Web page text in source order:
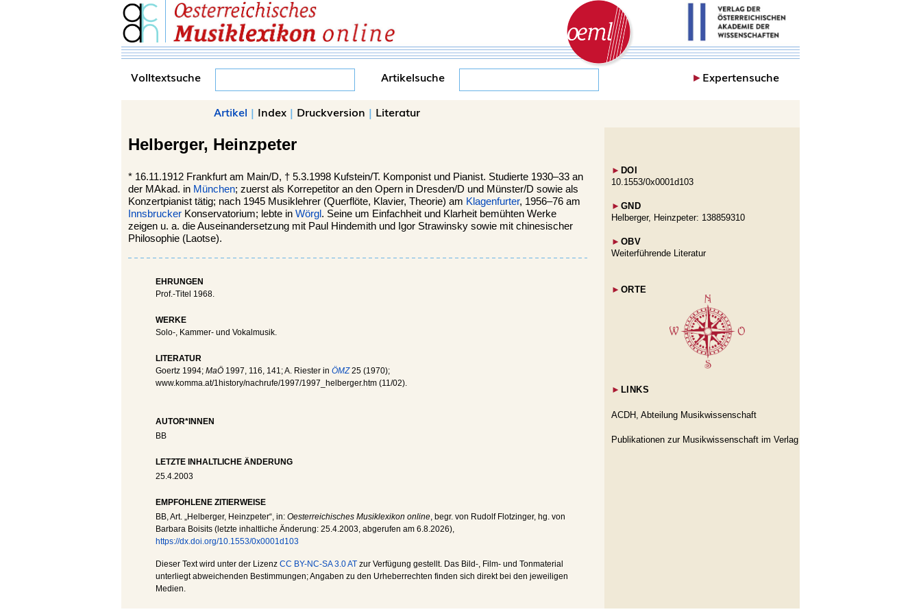
Volltextsuche Artikelsuche ►Expertensuche
Artikel | Index | Druckversion | Literatur
Helberger, Heinzpeter
* 16.11.1912 Frankfurt am Main/D, † 5.3.1998 Kufstein/T. Komponist und Pianist. Studierte 1930–33 an
der MAkad. in München; zuerst als Korrepetitor an den Opern in Dresden/D und Münster/D sowie als
Konzertpianist tätig; nach 1945 Musiklehrer (Querflöte, Klavier, Theorie) am Klagenfurter, 1956–76 am
Innsbrucker Konservatorium; lebte in Wörgl . Seine um Einfachheit und Klarheit bemühten Werke
zeigen u. a. die Auseinandersetzung mit Paul Hindemith und Igor Strawinsky sowie mit chinesischer
Philosophie (Laotse).
EHRUNGEN
Prof.-Titel 1968.
WERKE
Solo-, Kammer- und Vokalmusik.
LITERATUR
Goertz 1994; MaÖ 1997, 116, 141; A. Riester in ÖMZ25 (1970);
www.komma.at/1history/nachrufe/1997/1997_helberger.htm (11/02).
AUTOR*INNEN
BB
LETZTE INHALTLICHE ÄNDERUNG
25.4.2003
EMPFOHLENE ZITIERWEISE
BB, Art. „Helberger, Heinzpeter“, in: Oesterreichisches Musiklexikon online, begr. von Rudolf Flotzinger, hg. von
Barbara Boisits (letzte inhaltliche Änderung: 25.4.2003, abgerufen am 6.8.2026),
https://dx.doi.org/10.1553/0x0001d103
Dieser Text wird unter der Lizenz CC BY-NC-SA 3.0 AT zur Verfügung gestellt. Das Bild-, Film- und Tonmaterial
unterliegt abweichenden Bestimmungen; Angaben zu den Urheberrechten finden sich direkt bei den jeweiligen
Medien.
► DOI
10.1553/0x0001d103
► GND
Helberger, Heinzpeter: 138859310
► OBV
Weiterführende Literatur
► ORTE
► LINKS
ACDH, Abteilung Musikwissenschaft
Publikationen zur Musikwissenschaft im Verlag